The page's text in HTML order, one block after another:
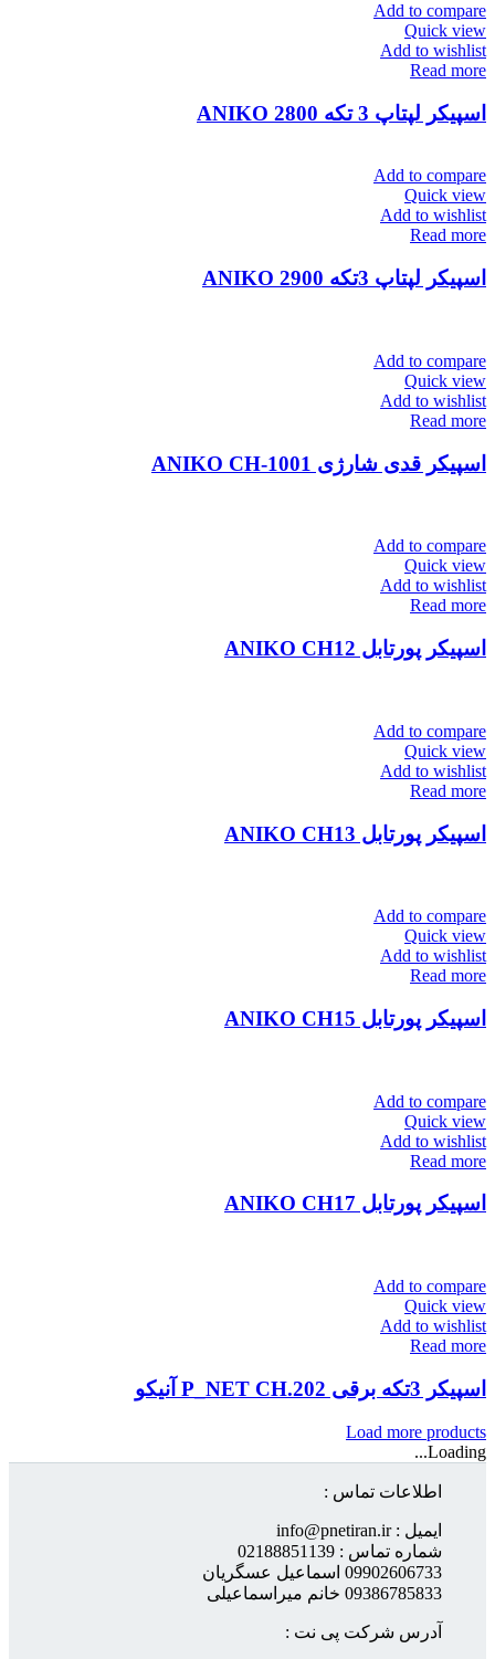
Add to compare
Quick view
Add to wishlist
Read more
اسپیکر لپتاپ 3 تکه ANIKO 2800
Add to compare
Quick view
Add to wishlist
Read more
اسپیکر لپتاپ 3تکه ANIKO 2900
Add to compare
Quick view
Add to wishlist
Read more
اسپیکر قدی شارژی ANIKO CH-1001
Add to compare
Quick view
Add to wishlist
Read more
اسپیکر پورتابل ANIKO CH12
Add to compare
Quick view
Add to wishlist
Read more
اسپیکر پورتابل ANIKO CH13
Add to compare
Quick view
Add to wishlist
Read more
اسپیکر پورتابل ANIKO CH15
Add to compare
Quick view
Add to wishlist
Read more
اسپیکر پورتابل ANIKO CH17
Add to compare
Quick view
Add to wishlist
Read more
اسپیکر 3تکه برقی P_NET CH.202 آنیکو
Load more products
Loading...
اطلاعات تماس :
ایمیل : info@pnetiran.ir
شماره تماس : 02188851139
09902606733 اسماعیل عسگریان
09386785833 خانم میراسماعیلی
آدرس شرکت پی نت :